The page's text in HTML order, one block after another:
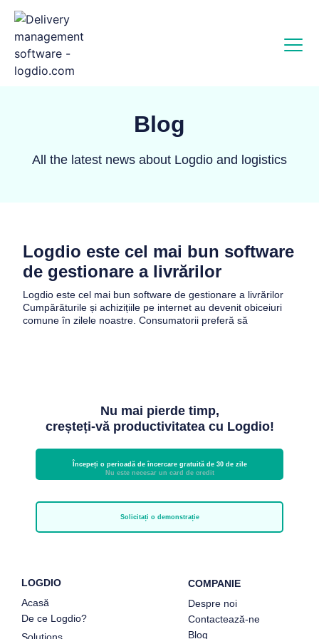
Blog
All the latest news about Logdio and logistics
Logdio este cel mai bun software
de gestionare a livrărilor
Logdio este cel mai bun software de gestionare a livrărilor
Cumpărăturile și achizițiile pe internet au devenit obiceiuri
comune în zilele noastre. Consumatorii preferă să
Nu mai pierde timp,
creșteți-vă productivitatea cu Logdio!
Începeți o perioadă de încercare gratuită de 30 de zile
Nu este necesar un card de credit
Solicitați o demonstrație
LOGDIO
Acasă
De ce Logdio?
COMPANIE
Despre noi
Contactează-ne
Blog